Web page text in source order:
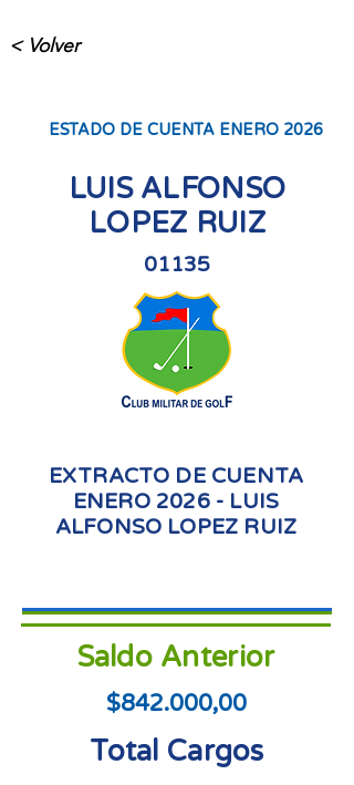
< Volver
ESTADO DE CUENTA ENERO 2026
LUIS ALFONSO
LOPEZ RUIZ
01135
EXTRACTO DE CUENTA
ENERO 2026 - LUIS
ALFONSO LOPEZ RUIZ
Saldo Anterior
$842.000,00
Total Cargos